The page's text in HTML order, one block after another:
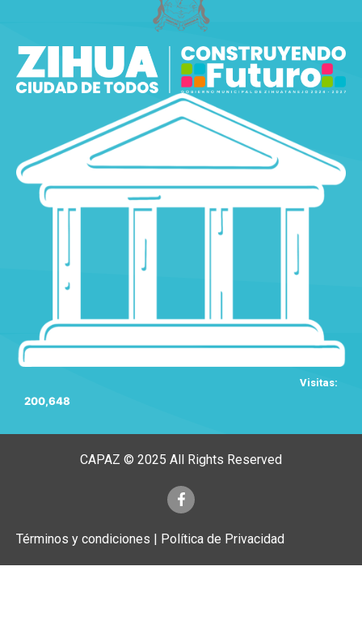
Visitas:
200,648
CAPAZ © 2025 All Rights Reserved
Términos y condiciones | Política de Privacidad